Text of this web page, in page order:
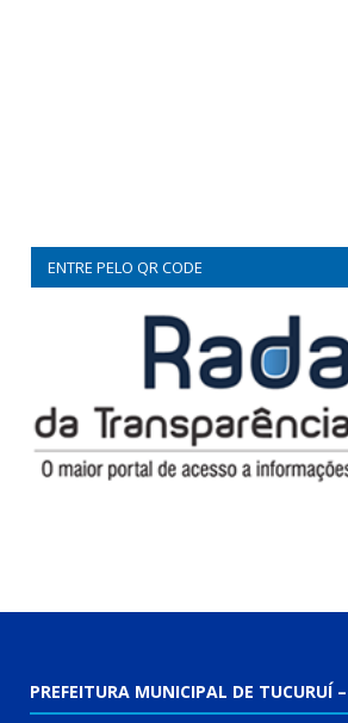
ENTRE PELO QR CODE
PREFEITURA MUNICIPAL DE TUCURUÍ